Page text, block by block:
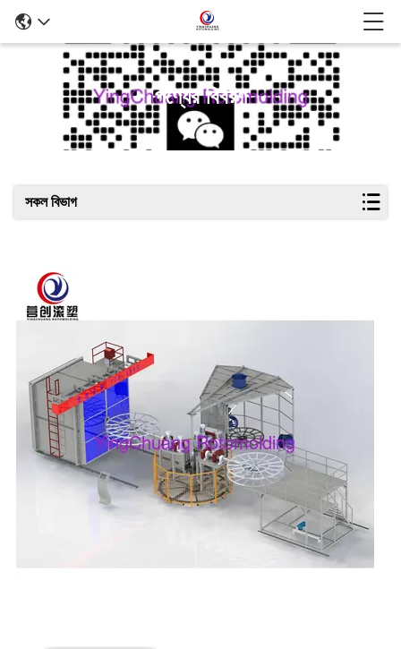
পণ্যের বিবরণ
সকল বিভাগ